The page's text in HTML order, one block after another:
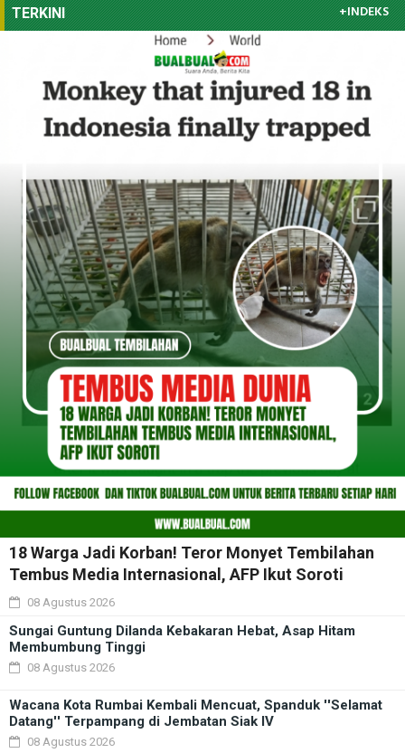
TERKINI +INDEKS
18 Warga Jadi Korban! Teror Monyet Tembilahan
Tembus Media Internasional, AFP Ikut Soroti
08 Agustus 2026
Sungai Guntung Dilanda Kebakaran Hebat, Asap Hitam
Membumbung Tinggi
08 Agustus 2026
Wacana Kota Rumbai Kembali Mencuat, Spanduk ''Selamat
Datang'' Terpampang di Jembatan Siak IV
08 Agustus 2026